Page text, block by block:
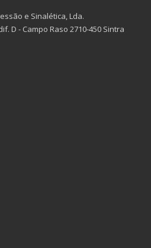
e Sinalética, Lda.
D - Campo Raso 2710-450 Sintra